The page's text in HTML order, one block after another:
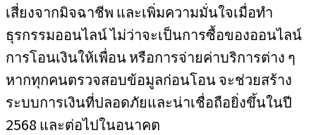
เสี่ยงจากมิจฉาชีพ และเพิ่มความมั่นใจเมื่อทำ
ธุรกรรมออนไลน์ ไม่ว่าจะเป็นการซื้อของออนไลน์
การโอนเงินให้เพื่อน หรือการจ่ายค่าบริการต่าง ๆ
หากทุกคนตรวจสอบข้อมูลก่อนโอน จะช่วยสร้าง
ระบบการเงินที่ปลอดภัยและน่าเชื่อถือยิ่งขึ้นในปี
2568 และต่อไปในอนาคต